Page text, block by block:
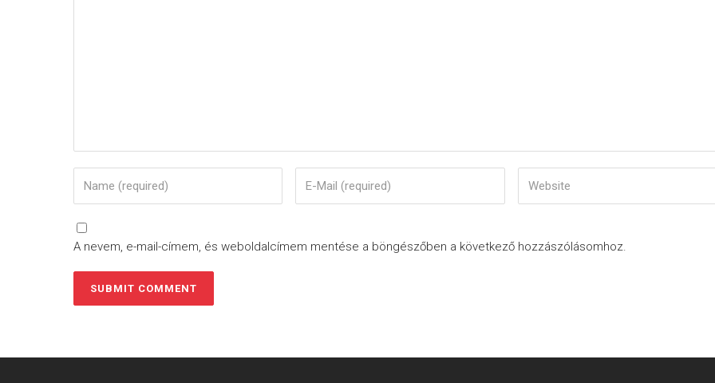
A nevem, e-mail-címem, és weboldalcímem mentése a böngészőben a következő hozzászólásomhoz.